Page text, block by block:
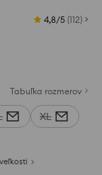
4,8/5 (112)
Tabuľka rozmerov
XL